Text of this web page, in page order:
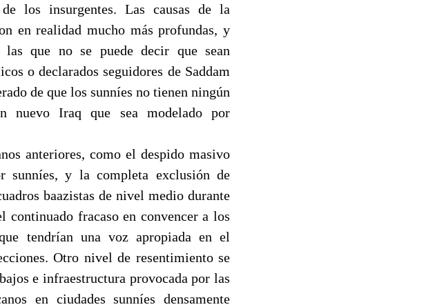
los insurgentes. Las causas de la
en realidad mucho más profundas, y
las que no se puede decir que sean
o declarados seguidores de Saddam
de que los sunníes no tienen ningún
nuevo Iraq que sea modelado por
anteriores, como el despido masivo
y la completa exclusión de
baazistas de nivel medio durante
fracaso en convencer a los
tendrían una voz apropiada en el
Otro nivel de resentimiento se
e infraestructura provocada por las
en ciudades sunníes densamente